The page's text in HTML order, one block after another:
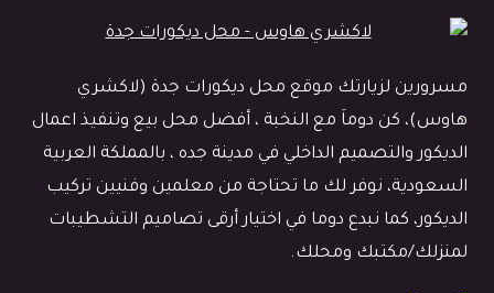
مسرورين لزيارتك موقع محل ديكورات جدة (لاكشري
هاوس)، كن دوماَ مع النخبة ، أفضل محل بيع وتنفيذ اعمال
الديكور والتصميم الداخلي في مدينة جده ، بالمملكة العربية
السعودية، نوفر لك ما تحتاجة من معلمين وفنيين تركيب
الديكور، كما نبدع دوما في اختيار أرقى تصاميم التشطيبات
لمنزلك/مكتبك ومحلك.